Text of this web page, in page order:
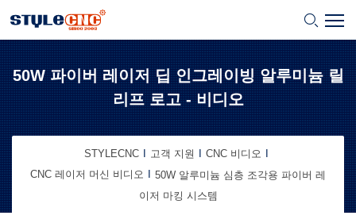
50W 파이버 레이저 딥 인그레이빙 알루미늄 릴
리프 로고 - 비디오
STYLECNC 고객 지원
CNC 비디오
CNC 레이저 머신 비디오
50W 알루미늄 심층 조각용 파이버 레
이저 마킹 시스템